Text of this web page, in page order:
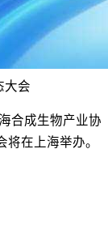
大会
合成生物产业协
在上海举办。